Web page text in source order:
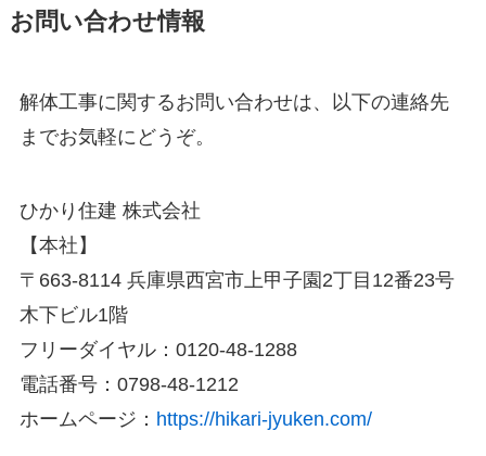
お問い合わせ情報
解体工事に関するお問い合わせは、以下の連絡先
までお気軽にどうぞ。
ひかり住建 株式会社
【本社】
〒663-8114 兵庫県西宮市上甲子園2丁目12番23号
木下ビル1階
フリーダイヤル：0120-48-1288
電話番号：0798-48-1212
ホームページ： https://hikari-jyuken.com/